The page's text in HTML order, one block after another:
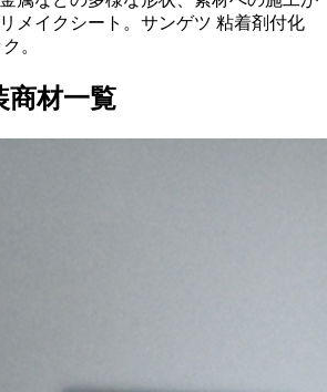
メイクシート。サンゲツ 粘着剤付化
。
商材一覧